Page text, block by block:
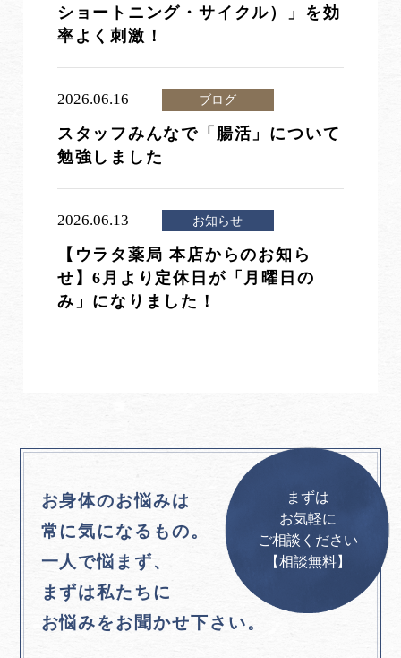
ショートニング・サイクル）」を効
率よく刺激！
2026.06.16 ブログ
スタッフみんなで「腸活」について
勉強しました
2026.06.13 お知らせ
【ウラタ薬局 本店からのお知ら
せ】6月より定休日が「月曜日の
み」になりました！
お身体のお悩みは
常に気になるもの。
一人で悩まず、
まずは私たちに
お悩みをお聞かせ下さい。
まずは
お気軽に
ご相談ください
【相談無料】